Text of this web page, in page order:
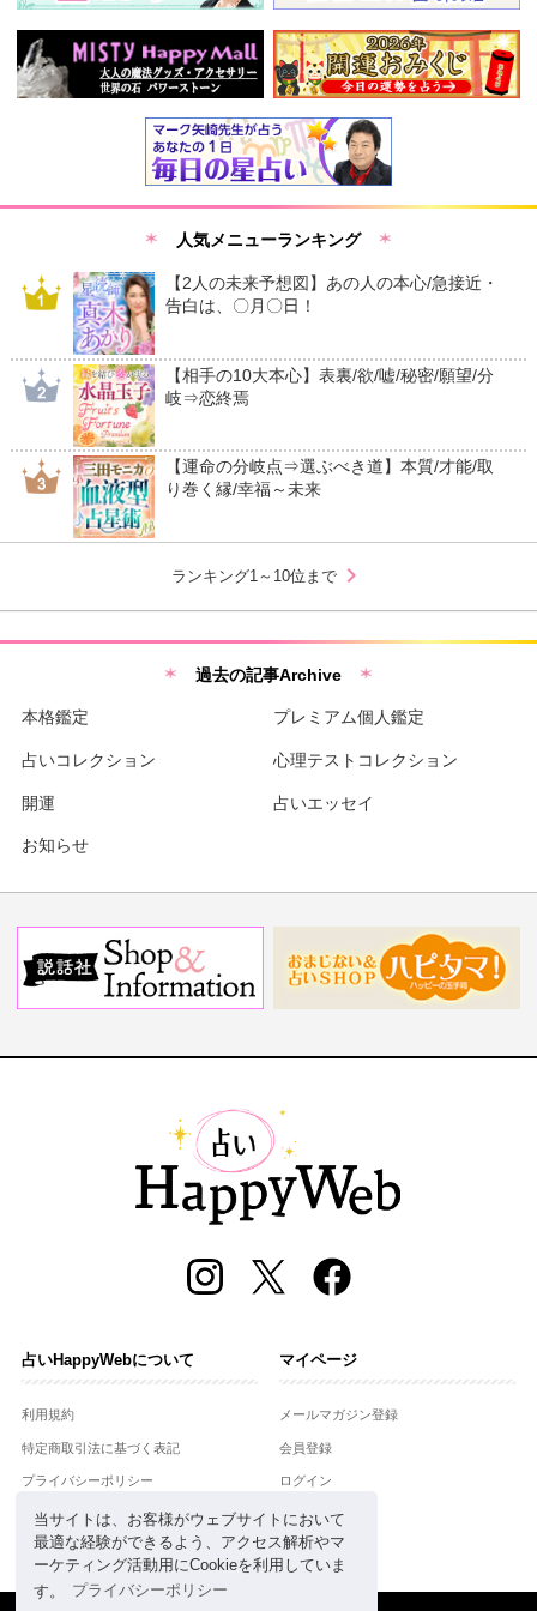
当サイトは、お客様がウェブサイトにおいて
最適な経験ができるよう、アクセス解析やマ
ーケティング活動用にCookieを利用していま
す。
プライバシーポリシー
人気メニューランキング
【2人の未来予想図】あの人の本心/急接近・
告白は、〇月〇日！
【相手の10大本心】表裏/欲/嘘/秘密/願望/分
岐⇒恋終焉
【運命の分岐点⇒選ぶべき道】本質/才能/取
り巻く縁/幸福～未来
ランキング1～10位まで chevron_right
過去の記事Archive
本格鑑定 プレミアム個人鑑定
占いコレクション 心理テストコレクション
開運 占いエッセイ
お知らせ
占いHappyWebについて
利用規約
特定商取引法に基づく表記
プライバシーポリシー
運営会社
お問合せ
マイページ
メールマガジン登録
会員登録
ログイン